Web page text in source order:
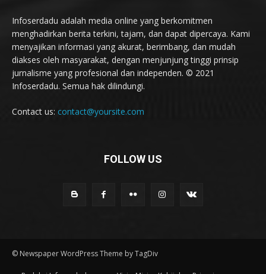
Infoserdadu adalah media online yang berkomitmen
menghadirkan berita terkini, tajam, dan dapat dipercaya. Kami
menyajikan informasi yang akurat, berimbang, dan mudah
diakses oleh masyarakat, dengan menjunjung tinggi prinsip
jurnalisme yang profesional dan independen. © 2021
Infoserdadu. Semua hak dilindungi.
Contact us: contact@yoursite.com
FOLLOW US
© Newspaper WordPress Theme by TagDiv